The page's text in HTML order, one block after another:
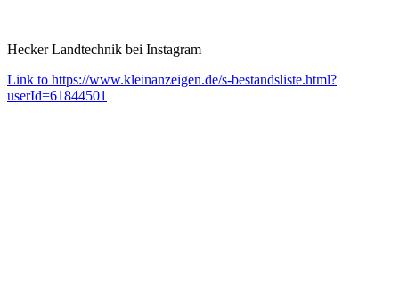
Hecker Landtechnik bei Instagram
Link to https://www.kleinanzeigen.de/s-bestandsliste.html?
userId=61844501